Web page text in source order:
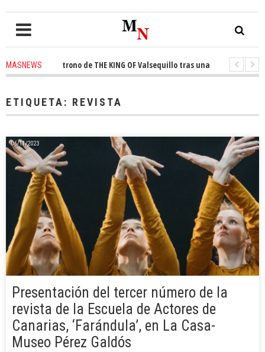
MASNEWSel trono de THE KING OF Valsequillo tras una jornada de
ETIQUETA: REVISTA
06/11/2023
Presentación del tercer número de la
revista de la Escuela de Actores de
Canarias, ‘Farándula’, en La Casa-
Museo Pérez Galdós